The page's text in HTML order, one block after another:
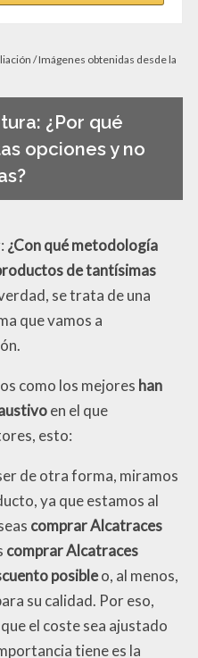
/ Imágenes obtenidas desde la
¿Por qué
opciones y no
¿Con qué metodología
de tantísimas
se trata de una
que vamos a
como los mejores han
en el que
esto:
de otra forma, miramos
ya que estamos al
comprar Alcatraces
comprar Alcatraces
posibleo, al menos,
su calidad. Por eso,
el coste sea ajustado
tiene es la